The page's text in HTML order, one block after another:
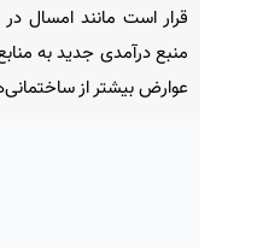
قرار است مانند امسال
منبع درآمدی جدید به
عوارض بیشتر از